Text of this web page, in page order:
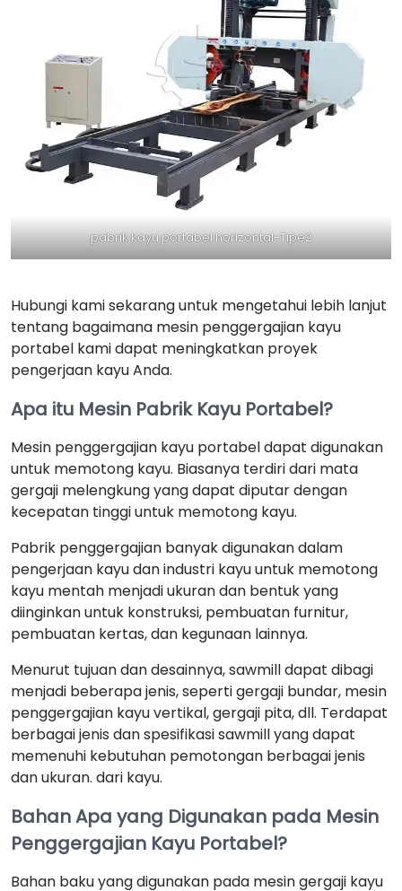
pabrik kayu portabel horizontal-Tipe2
Hubungi kami sekarang untuk mengetahui lebih lanjut
tentang bagaimana mesin penggergajian kayu
portabel kami dapat meningkatkan proyek
pengerjaan kayu Anda.
Apa itu Mesin Pabrik Kayu Portabel?
Mesin penggergajian kayu portabel dapat digunakan
untuk memotong kayu. Biasanya terdiri dari mata
gergaji melengkung yang dapat diputar dengan
kecepatan tinggi untuk memotong kayu.
Pabrik penggergajian banyak digunakan dalam
pengerjaan kayu dan industri kayu untuk memotong
kayu mentah menjadi ukuran dan bentuk yang
diinginkan untuk konstruksi, pembuatan furnitur,
pembuatan kertas, dan kegunaan lainnya.
Menurut tujuan dan desainnya, sawmill dapat dibagi
menjadi beberapa jenis, seperti gergaji bundar, mesin
penggergajian kayu vertikal, gergaji pita, dll. Terdapat
berbagai jenis dan spesifikasi sawmill yang dapat
memenuhi kebutuhan pemotongan berbagai jenis
dan ukuran. dari kayu.
Bahan Apa yang Digunakan pada Mesin
Penggergajian Kayu Portabel?
Bahan baku yang digunakan pada mesin gergaji kayu